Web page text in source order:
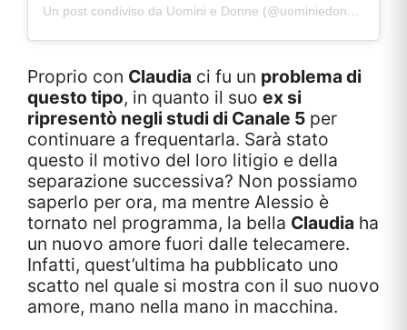
Un post condiviso da Uomini e Donne (@uominiedonne)
Proprio con Claudia ci fu un problema di
questo tipo, in quanto il suo ex si
ripresentò negli studi di Canale 5 per
continuare a frequentarla. Sarà stato
questo il motivo del loro litigio e della
separazione successiva? Non possiamo
saperlo per ora, ma mentre Alessio è
tornato nel programma, la bella Claudia ha
un nuovo amore fuori dalle telecamere.
Infatti, quest’ultima ha pubblicato uno
scatto nel quale si mostra con il suo nuovo
amore, mano nella mano in macchina.